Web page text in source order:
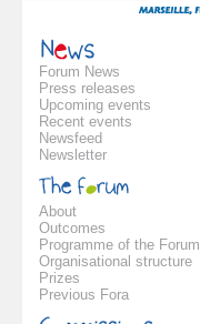
Forum News
Press releases
Upcoming events
Recent events
Newsfeed
Newsletter
About
Outcomes
Programme of the Forum
Organisational structure
Prizes
Previous Fora